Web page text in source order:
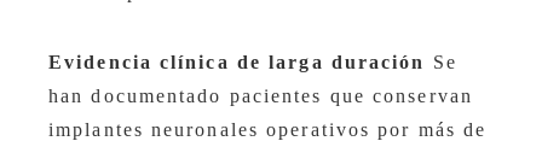
Evidencia clínica de larga duración
Se
han documentado pacientes que conservan
implantes neuronales operativos por más de